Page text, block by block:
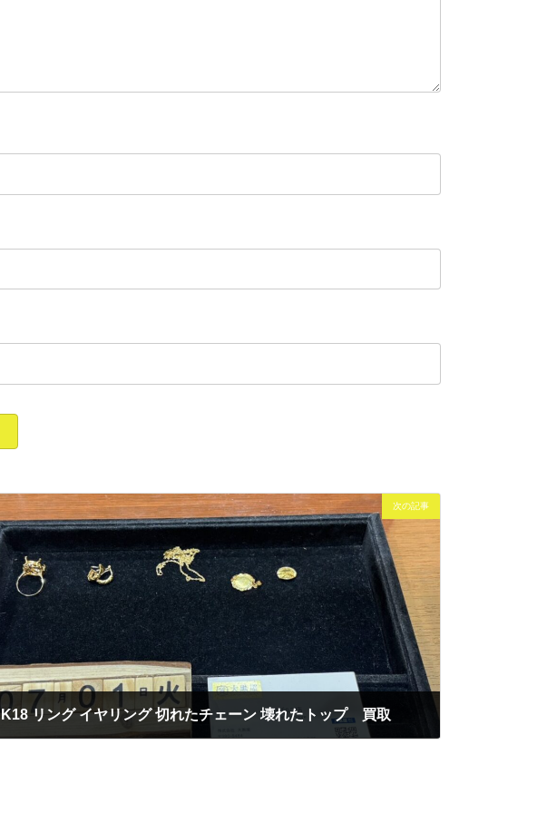
次の記事
K18 リング イヤリング 切れたチェーン 壊れたトップ 買取